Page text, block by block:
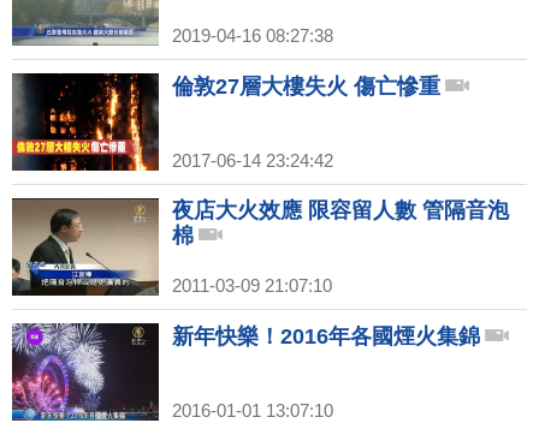
2019-04-16 08:27:38
倫敦27層大樓失火 傷亡慘重
2017-06-14 23:24:42
夜店大火效應 限容留人數 管隔音泡
棉
2011-03-09 21:07:10
新年快樂！2016年各國煙火集錦
2016-01-01 13:07:10